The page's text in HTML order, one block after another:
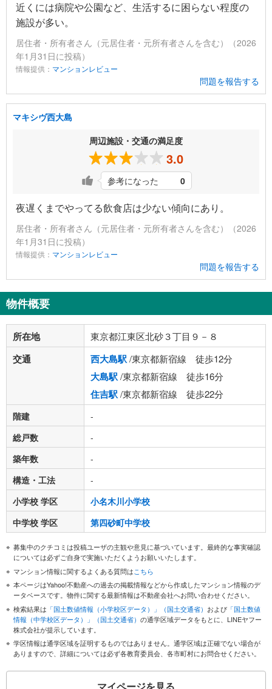
近くには病院や公園など、生活するに困らない程度の
施設が多い。
居住者・所有者さん（元居住者・元所有者さんを含む）（2026
年1月31日に投稿）
情報提供： マンションレビュー
問題を報告する
マキシヴ西大島
周辺施設・交通の満足度
3.0
参考になった 0
夜遅くまでやってる飲食店は少ない傾向にあり。
居住者・所有者さん（元居住者・元所有者さんを含む）（2026
年1月31日に投稿）
情報提供： マンションレビュー
問題を報告する
物件概要
所在地 東京都江東区北砂３丁目９－８
交通 西大島駅/東京都新宿線 徒歩12分
大島駅/東京都新宿線 徒歩16分
住吉駅/東京都新宿線 徒歩22分
階建
-
総戸数
-
築年数
-
構造・工法
-
小学校 学区
小名木川小学校
中学校 学区
第四砂町中学校
募集中のクチコミは投稿ユーザの主観や意見に基づいています。最終的な事実確認
については必ずご自身で実施いただくようお願いいたします。
マンション情報に関するよくある質問はこちら
本ページはYahoo!不動産への過去の掲載情報などから作成したマンション情報のデ
ータベースです。物件に関する最新情報は不動産会社へお問い合わせください。
検索結果は 「国土数値情報（小学校区データ）」（国土交通省） および 「国土数値
情報（中学校区データ）」（国土交通省） の通学区域データをもとに、LINEヤフー
株式会社が提示しています。
学区情報は通学区域を証明するものではありません。通学区域は正確でない場合が
ありますので、詳細については必ず各教育委員会、各市町村にお問合せください。
マイページを見る